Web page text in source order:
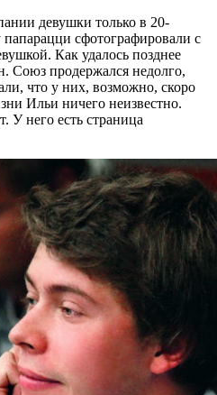
девушки только в 20-
папарацци сфотографировали с
Как удалось позднее
Союз продержался недолго,
что у них, возможно, скоро
Ильи ничего неизвестно.
У него есть страница